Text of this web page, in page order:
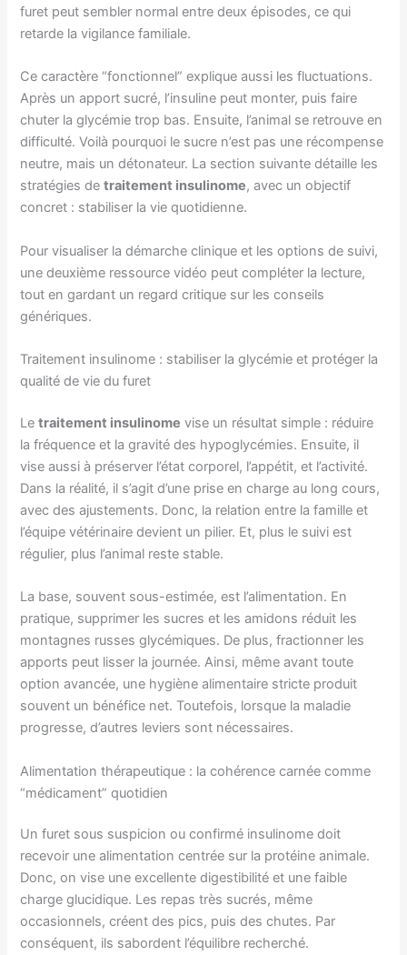
furet peut sembler normal entre deux épisodes, ce qui
retarde la vigilance familiale.
Ce caractère “fonctionnel” explique aussi les fluctuations.
Après un apport sucré, l’insuline peut monter, puis faire
chuter la glycémie trop bas. Ensuite, l’animal se retrouve en
difficulté. Voilà pourquoi le sucre n’est pas une récompense
neutre, mais un détonateur. La section suivante détaille les
stratégies detraitement insulinome, avec un objectif
concret : stabiliser la vie quotidienne.
Pour visualiser la démarche clinique et les options de suivi,
une deuxième ressource vidéo peut compléter la lecture,
tout en gardant un regard critique sur les conseils
génériques.
Traitement insulinome : stabiliser la glycémie et protéger la
qualité de vie du furet
Letraitement insulinome vise un résultat simple : réduire
la fréquence et la gravité des hypoglycémies. Ensuite, il
vise aussi à préserver l’état corporel, l’appétit, et l’activité.
Dans la réalité, il s’agit d’une prise en charge au long cours,
avec des ajustements. Donc, la relation entre la famille et
l’équipe vétérinaire devient un pilier. Et, plus le suivi est
régulier, plus l’animal reste stable.
La base, souvent sous-estimée, est l’alimentation. En
pratique, supprimer les sucres et les amidons réduit les
montagnes russes glycémiques. De plus, fractionner les
apports peut lisser la journée. Ainsi, même avant toute
option avancée, une hygiène alimentaire stricte produit
souvent un bénéfice net. Toutefois, lorsque la maladie
progresse, d’autres leviers sont nécessaires.
Alimentation thérapeutique : la cohérence carnée comme
“médicament” quotidien
Un furet sous suspicion ou confirmé insulinome doit
recevoir une alimentation centrée sur la protéine animale.
Donc, on vise une excellente digestibilité et une faible
charge glucidique. Les repas très sucrés, même
occasionnels, créent des pics, puis des chutes. Par
conséquent, ils sabordent l’équilibre recherché.